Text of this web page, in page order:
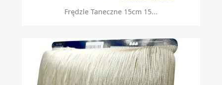
Frędzle Taneczne 15cm 15...